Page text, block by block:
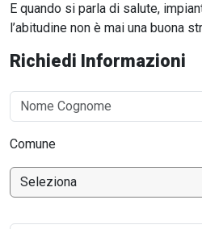
E quando si parla di salute,
l’abitudine non è mai una buona
Richiedi Informazioni
Comune